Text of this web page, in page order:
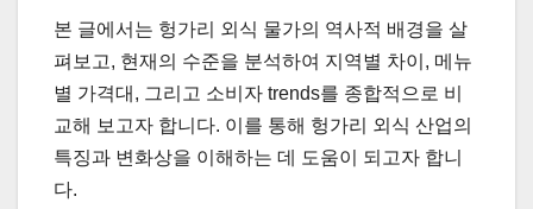
본 글에서는 헝가리 외식 물가의 역사적 배경을 살
펴보고, 현재의 수준을 분석하여 지역별 차이, 메뉴
별 가격대, 그리고 소비자 trends를 종합적으로 비
교해 보고자 합니다. 이를 통해 헝가리 외식 산업의
특징과 변화상을 이해하는 데 도움이 되고자 합니
다.